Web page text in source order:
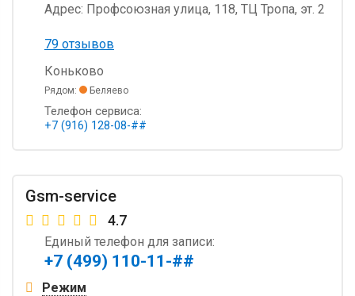
Адрес: Профсоюзная улица, 118, ТЦ Тропа, эт. 2
79 отзывов
Коньково
Рядом: Беляево
Телефон сервиса:
+7 (916) 128-08-##
Gsm-service
4.7
Единый телефон для записи:
+7 (499) 110-11-##
Режим